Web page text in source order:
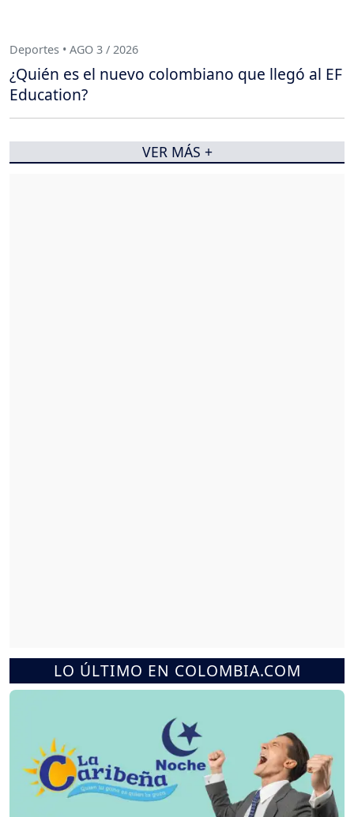
LO ÚLTIMO EN COLOMBIA.COM
Deportes • AGO 3 / 2026
¿Quién es el nuevo colombiano que llegó al EF
Education?
VER MÁS +